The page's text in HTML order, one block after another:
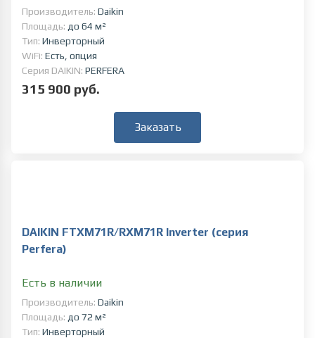
Производитель: Daikin
Площадь: до 64 м²
Тип: Инверторный
WiFi: Есть, опция
Серия DAIKIN: PERFERA
315 900 руб.
Заказать
DAIKIN FTXM71R/RXM71R Inverter (серия
Perfera)
Есть в наличии
Производитель: Daikin
Площадь: до 72 м²
Тип: Инверторный